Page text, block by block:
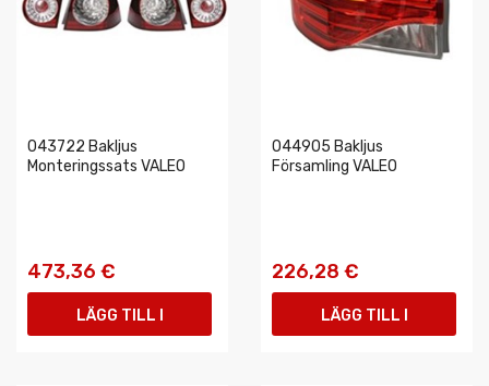
043722 Bakljus
Monteringssats VALEO
473,36 €
LÄGG TILL I
044905 Bakljus
Församling VALEO
226,28 €
LÄGG TILL I